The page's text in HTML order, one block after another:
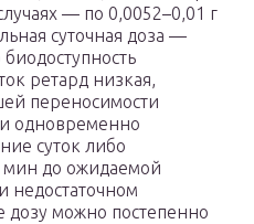
— по 0,0052–0,01 г
суточная доза —
ретард низкая,
переносимости
одновременно
суток либо
мин до ожидаемой
недостаточном
дозу можно постепенно